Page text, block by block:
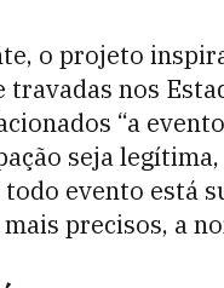
o projeto
nos
“a
seja
evento está
precisos, a